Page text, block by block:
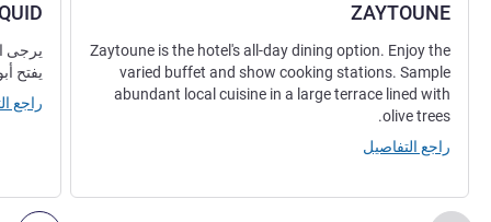
ZAYTOUNE
Zaytoune is the hotel's all-day dining option. Enjoy the
varied buffet and show cooking stations. Sample
abundant local cuisine in a large terrace lined with
olive trees.
راجع التفاصيل
يفتح
راجع